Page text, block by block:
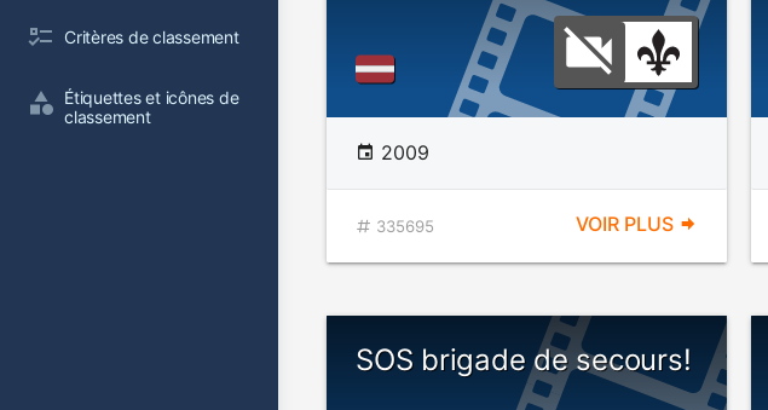
Critères de classement
Étiquettes et icônes de
classement
2009
335695 VOIR PLUS
SOS brigade de secours!